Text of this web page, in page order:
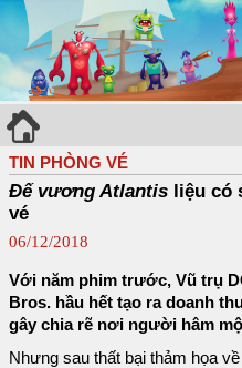
TIN PHÒNG VÉ
Đế vương Atlantis liệu có
vé
06/12/2018
Với năm phim trước, Vũ trụ
Bros. hầu hết tạo ra doanh
gây chia rẽ nơi người hâm
Nhưng sau thất bại thảm họa